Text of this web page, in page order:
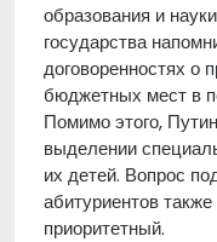
образования и
государства
договоренностях о
бюджетных мест в
Помимо этого,
выделении
их детей. Вопрос
абитуриентов
приоритетный.